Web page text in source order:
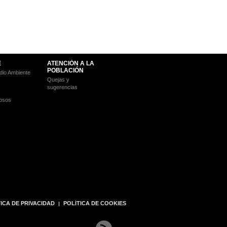
Ambiente
ATENCIÓN A LA
POBLACIÓN
Quejas y
sugerencias
DE PRIVACIDAD POLÍTICA DE COOKIES